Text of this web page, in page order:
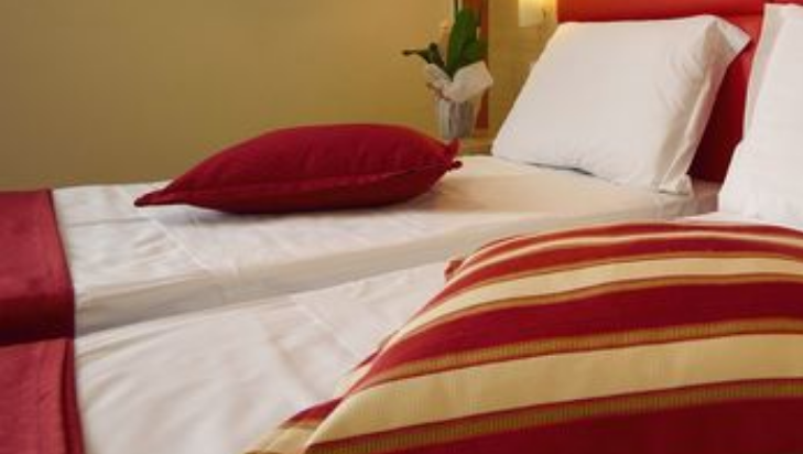
い
ア
イ
ア
が
満
載！